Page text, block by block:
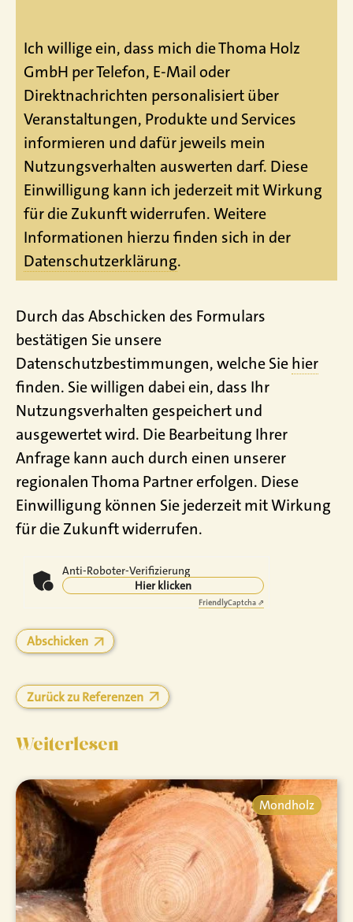
Ich willige ein, dass mich die Thoma Holz
GmbH per Telefon, E-Mail oder
Direktnachrichten personalisiert über
Veranstaltungen, Produkte und Services
informieren und dafür jeweils mein
Nutzungsverhalten auswerten darf. Diese
Einwilligung kann ich jederzeit mit Wirkung
für die Zukunft widerrufen. Weitere
Informationen hierzu finden sich in der
Datenschutzerklärung.
Durch das Abschicken des Formulars
bestätigen Sie unsere
Datenschutzbestimmungen, welche Siehier
finden. Sie willigen dabei ein, dass Ihr
Nutzungsverhalten gespeichert und
ausgewertet wird. Die Bearbeitung Ihrer
Anfrage kann auch durch einen unserer
regionalen Thoma Partner erfolgen. Diese
Einwilligung können Sie jederzeit mit Wirkung
für die Zukunft widerrufen.
Anti-Roboter-Verifizierung
Hier klicken
FriendlyCaptcha ⇗
Zurück zu Referenzen
Weiterlesen
Mondholz